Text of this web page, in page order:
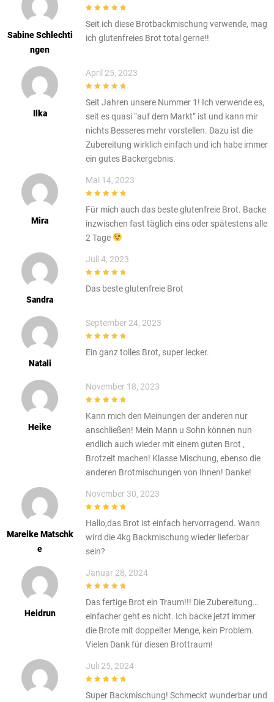
Sabine Schlechti
Ngen
Seit ich diese Brotbackmischung verwende, mag
ich glutenfreies Brot total gerne!!
Ilka
April 25, 2023
Seit Jahren unsere Nummer 1! Ich verwende es,
seit es quasi “auf dem Markt” ist und kann mir
nichts Besseres mehr vorstellen. Dazu ist die
Zubereitung wirklich einfach und ich habe immer
ein gutes Backergebnis.
Mira
Mai 14, 2023
Für mich auch das beste glutenfreie Brot. Backe
inzwischen fast täglich eins oder spätestens alle
2 Tage
Sandra
Juli 4, 2023
Das beste glutenfreie Brot
Natali
September 24, 2023
Ein ganz tolles Brot, super lecker.
Heike
November 18, 2023
Kann mich den Meinungen der anderen nur
anschließen! Mein Mann u Sohn können nun
endlich auch wieder mit einem guten Brot ,
Brotzeit machen! Klasse Mischung, ebenso die
anderen Brotmischungen von Ihnen! Danke!
Mareike Matschk
E
November 30, 2023
Hallo,das Brot ist einfach hervorragend. Wann
wird die 4kg Backmischung wieder lieferbar
sein?
Heidrun
Januar 28, 2024
Das fertige Brot ein Traum!!! Die Zubereitung…
einfacher geht es nicht. Ich backe jetzt immer
die Brote mit doppelter Menge, kein Problem.
Vielen Dank für diesen Brottraum!
Juli 25, 2024
Super Backmischung! Schmeckt wunderbar und